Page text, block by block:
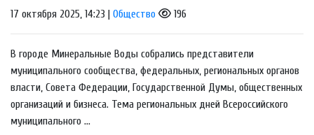
17 октября 2025, 14:23 | Общество 196
В городе Минеральные Воды собрались представители
муниципального сообщества, федеральных, региональных органов
власти, Совета Федерации, Государственной Думы, общественных
организаций и бизнеса. Тема региональных дней Всероссийского
муниципального ...